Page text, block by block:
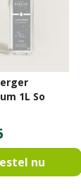
1L So
nu